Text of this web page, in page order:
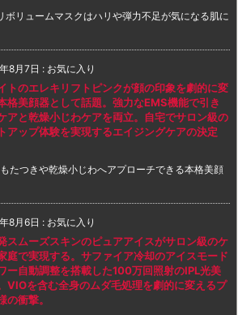
ボリュームマスクはハリや弾力不足が気になる肌に
8月7日 : お気に入り
トのエレキリフトピンクが顔の印象を劇的に変
格美顔器として話題。強力なEMS機能で引き
アと乾燥小じわケアを両立。自宅でサロン級の
アップ体験を実現するエイジングケアの決定
たつきや乾燥小じわへアプローチできる本格美顔
8月6日 : お気に入り
スムーズスキンのピュアアイスがサロン級のケ
庭で実現する。サファイア冷却のアイスモード
ー自動調整を搭載した100万回照射のIPL光美
VIOを含む全身のムダ毛処理を劇的に変えるプ
の衝撃。